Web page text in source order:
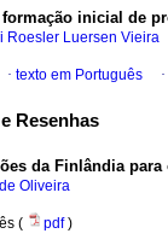
inicial de
Roesler Luersen Vieira
· texto em Português ·
Resenhas
da Finlândia
Oliveira
( pdf)